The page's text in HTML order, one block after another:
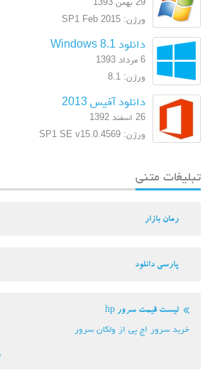
ورژن: SP1 Feb 2015
دانلود Windows 8.1
6 مرداد 1393
ورژن: 8.1
دانلود آفیس 2013
26 اسفند 1392
ورژن: SP1 SE v15.0.4569
تبلیغات متنی
رمان بازار
پارسی دانلود
لیست قیمت سرور hp
خرید سرور اچ پی از ولکان سرور